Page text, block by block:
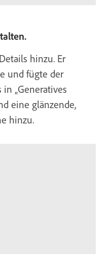
hinzu. Er
und fügte der
„Generatives
eine glänzende,
hinzu.